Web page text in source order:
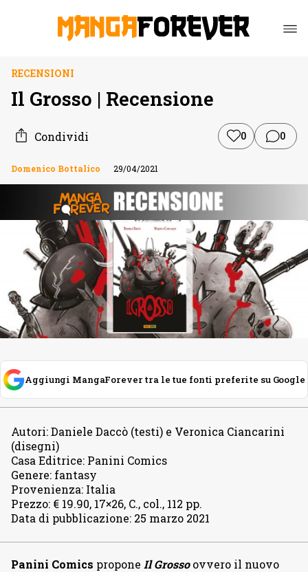
RECENSIONI
Il Grosso | Recensione
Condividi 0 0
Domenico Bottalico 29/04/2021
Aggiungi MangaForever tra le tue fonti preferite su Google
Autori:Daniele Daccò (testi) e Veronica Ciancarini
(disegni)
Casa Editrice: Panini Comics
Genere: fantasy
Provenienza: Italia
Prezzo: € 19.90, 17×26, C., col., 112 pp.
Data di pubblicazione: 25 marzo 2021
Panini Comics propone Il Grossoovvero il nuovo